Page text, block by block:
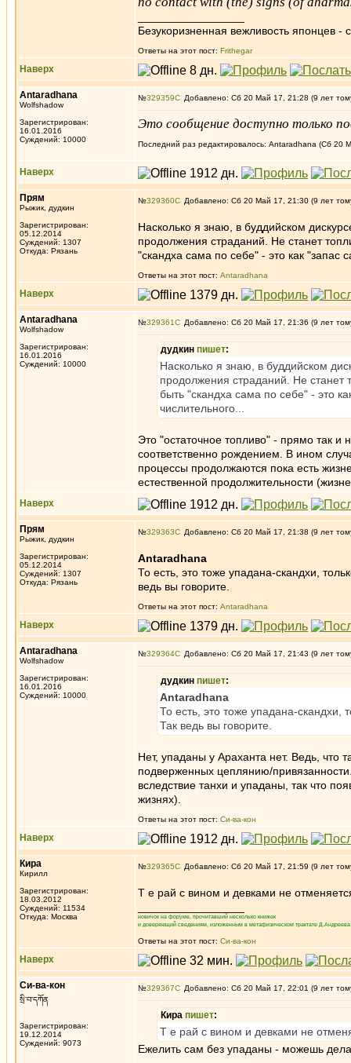
Безукоризненная вежливость японцев -
Ответы на этот пост: Frithegar
Наверх
Antaradhana
Wolfshadow
Зарегистрирован:
16.01.2016
Суждений: 10000
№329359 Добавлено: Сб 20 Май 17, 21:28 (9 лет
Это сообщение доступно только
Последний раз редактировалось: Antaradhana (Сб 20
Наверх
Прям
Рыжик, дудкин
Зарегистрирован:
05.12.2014
Суждений: 1307
Откуда: Рязань
№329360 Добавлено: Сб 20 Май 17, 21:30 (9 лет
Насколько я знаю, в буддийском
продолжения страданий. Не станет
"скандха сама по себе" - это как "запас
Ответы на этот пост: Antaradhana
Наверх
Antaradhana
Wolfshadow
Зарегистрирован:
16.01.2016
Суждений: 10000
№329361 Добавлено: Сб 20 Май 17, 21:36 (9 лет
дудкин пишет:
Насколько я знаю, в буддийском
продолжения страданий. Не станет
быть "скандха сама по себе" - это
числительного...
Это "остаточное топливо" - прямо так
соответственно рождением. В ином
процессы продолжаются пока есть
естественной продолжительности
Наверх
Прям
Рыжик, дудкин
Зарегистрирован:
05.12.2014
Суждений: 1307
Откуда: Рязань
№329363 Добавлено: Сб 20 Май 17, 21:38 (9 лет
Antaradhana
То есть, это тоже упадана-скандхи,
ведь вы говорите.
Ответы на этот пост: Antaradhana
Наверх
Antaradhana
Wolfshadow
Зарегистрирован:
16.01.2016
Суждений: 10000
№329364 Добавлено: Сб 20 Май 17, 21:43 (9 лет
дудкин пишет:
Antaradhana
То есть, это тоже упадана-
Так ведь вы говорите.
Нет, упаданы у Араханта нет. Ведь, что
подверженных цеплянию/
вследствие танхи и упаданы, так что
жизнях).
Ответы на этот пост: Си-ва-кон
Наверх
Кира
Кирилл
Зарегистрирован:
18.03.2012
Суждений: 11534
Откуда: Москва
№329365 Добавлено: Сб 20 Май 17, 21:59 (9 лет
Т е рай с вином и девками не
новичок на форуме, прочитавший несколько книжек
и доверяющий сведениям, изложенным в метафизическом трактате
Ответы на этот пост: Си-ва-кон
Наверх
Си-ва-кон
སྲི་བ་དཀོན
Зарегистрирован:
19.12.2014
Суждений: 9073
№329367 Добавлено: Сб 20 Май 17, 22:01 (9 лет
Кира пишет:
Т е рай с вином и девками не
Ежелить сам без упаданы - можешь